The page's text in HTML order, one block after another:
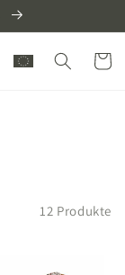
12 Produkte